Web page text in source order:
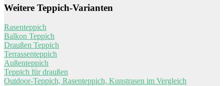
Weitere Teppich-Varianten
Rasenteppich
Balkon Teppich
Draußen Teppich
Terrassenteppich
Außenteppich
Teppich für draußen
Outdoor-Teppich, Rasenteppich, Kunstrasen im Vergleich